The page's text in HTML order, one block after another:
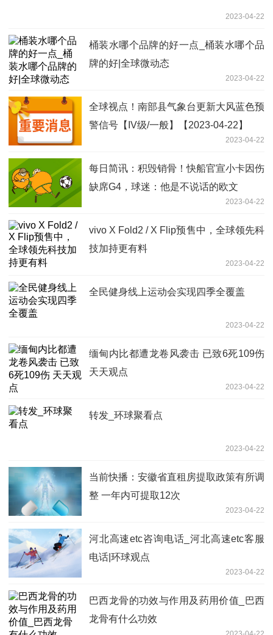
2023-04-22
桶装水哪个品牌的好一点_桶装水哪个品
牌的好|全球微动态
2023-04-22
全球视点！南部县气象台更新大风蓝色预
警信号【IV级/一般】【2023-04-22】
2023-04-22
每日简讯：积毁销骨！快船官宣小卡因伤
缺席G4，球迷：他是不说话的欧文
2023-04-22
vivo X Fold2 / X Flip预售中，全球领先科
技加持更有料
2023-04-22
全民健身线上运动会实现四季全覆盖
2023-04-22
缅甸内比都遭龙卷风袭击 已致6死109伤
天天观点
2023-04-22
转发_环球聚看点
2023-04-22
当前快播：安徽省直租房提取政策有所调
整 一年内可提取12次
2023-04-22
河北高速etc咨询电话_河北高速etc客服
电话|环球观点
2023-04-22
巴西龙骨的功效与作用及药用价值_巴西
龙骨有什么功效